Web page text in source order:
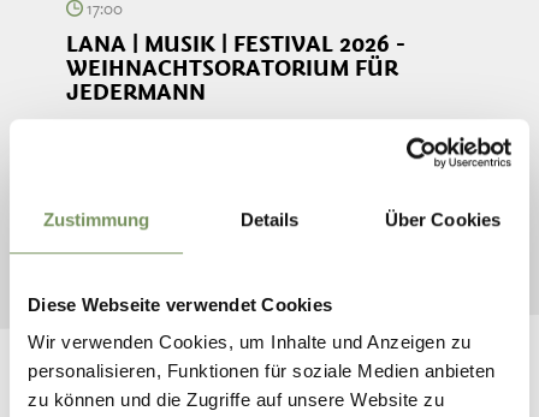
Zustimmung Details Über Cookies
Diese Webseite verwendet Cookies
Wir verwenden Cookies, um Inhalte und Anzeigen zu
personalisieren, Funktionen für soziale Medien anbieten
zu können und die Zugriffe auf unsere Website zu
17:00
LANA | MUSIK | FESTIVAL 2026 -
WEIHNACHTSORATORIUM FÜR
JEDERMANN
von Johann Sebastian Bach . Das Projekt „Weihnachtsoratorium
für Jedermann“ bringt ausgewählte Teile aus dem berühmten ...